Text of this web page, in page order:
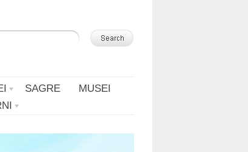
SAGRE
MUSEI